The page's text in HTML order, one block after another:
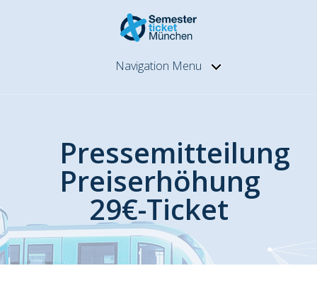
Navigation Menu
Pressemitteilung
Preiserhöhung
29€-Ticket